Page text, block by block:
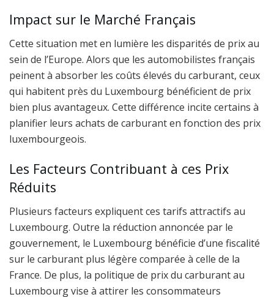
Impact sur le Marché Français
Cette situation met en lumière les disparités de prix au
sein de l’Europe. Alors que les automobilistes français
peinent à absorber les coûts élevés du carburant, ceux
qui habitent près du Luxembourg bénéficient de prix
bien plus avantageux. Cette différence incite certains à
planifier leurs achats de carburant en fonction des prix
luxembourgeois.
Les Facteurs Contribuant à ces Prix
Réduits
Plusieurs facteurs expliquent ces tarifs attractifs au
Luxembourg. Outre la réduction annoncée par le
gouvernement, le Luxembourg bénéficie d’une fiscalité
sur le carburant plus légère comparée à celle de la
France. De plus, la politique de prix du carburant au
Luxembourg vise à attirer les consommateurs